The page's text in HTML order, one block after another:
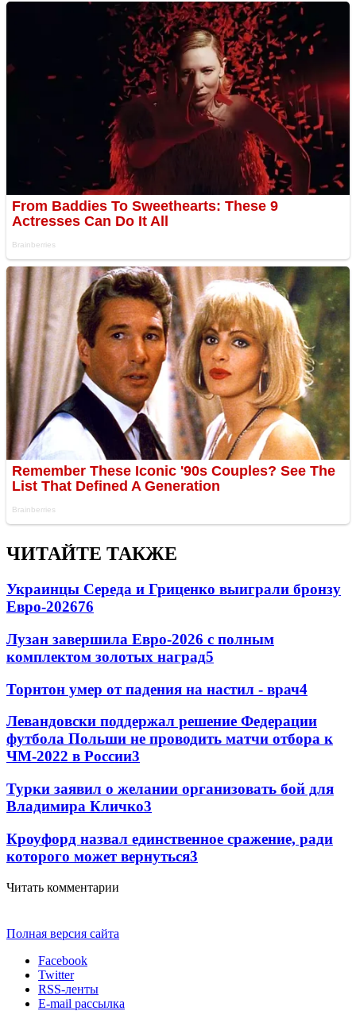
ЧИТАЙТЕ ТАКЖЕ
Украинцы Середа и Гриценко выиграли бронзу
Евро-202676
Лузан завершила Евро-2026 с полным
комплектом золотых наград5
Торнтон умер от падения на настил - врач4
Левандовски поддержал решение Федерации
футбола Польши не проводить матчи отбора к
ЧМ-2022 в России3
Турки заявил о желании организовать бой для
Владимира Кличко3
Кроуфорд назвал единственное сражение, ради
которого может вернуться3
Читать комментарии
Полная версия сайта
Facebook
Twitter
RSS-ленты
E-mail рассылка